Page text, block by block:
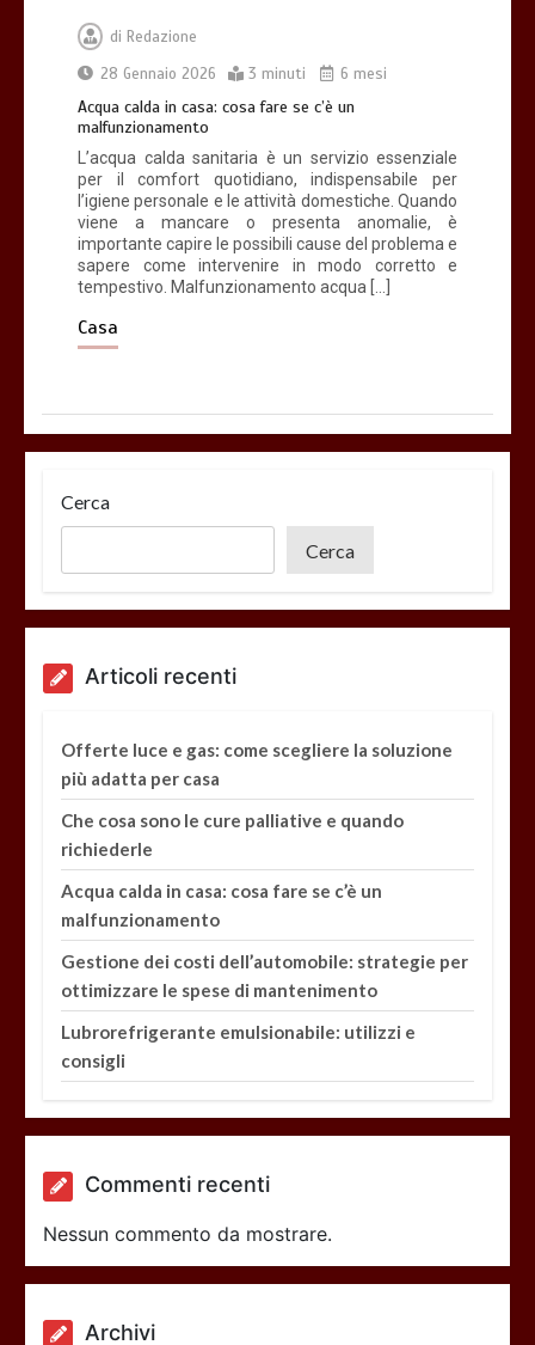
di Redazione
28 Gennaio 2026
3 minuti 6 mesi
Acqua calda in casa: cosa fare se c’è un
malfunzionamento
L’acqua calda sanitaria è un servizio essenziale
per il comfort quotidiano, indispensabile per
l’igiene personale e le attività domestiche. Quando
viene a mancare o presenta anomalie, è
importante capire le possibili cause del problema e
sapere come intervenire in modo corretto e
tempestivo. Malfunzionamento acqua […]
Casa
Cerca
Cerca
Articoli recenti
Offerte luce e gas: come scegliere la soluzione
più adatta per casa
Che cosa sono le cure palliative e quando
richiederle
Acqua calda in casa: cosa fare se c’è un
malfunzionamento
Gestione dei costi dell’automobile: strategie per
ottimizzare le spese di mantenimento
Lubrorefrigerante emulsionabile: utilizzi e
consigli
Commenti recenti
Nessun commento da mostrare.
Archivi